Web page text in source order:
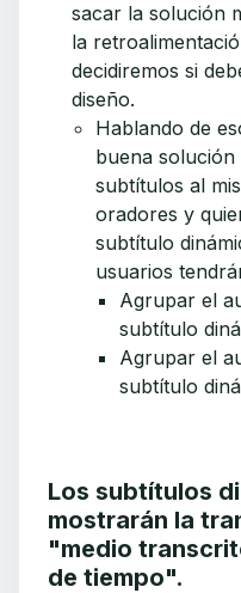
sacar la solución
la
decidiremos si
diseño.
Hablando de
buena
subtítulos al
oradores y
subtítulo
usuarios
Agrupar el
subtítulo
Agrupar el
subtítulo
Los subtítulos
mostrarán la
"medio
de tiempo".